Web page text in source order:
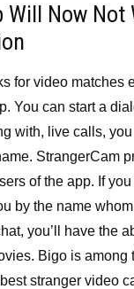
Will Now Not
for video matches
You can start a
with, live calls,
StrangerCam
of the app. If
by the name
you’ll have the
Bigo is among
stranger video